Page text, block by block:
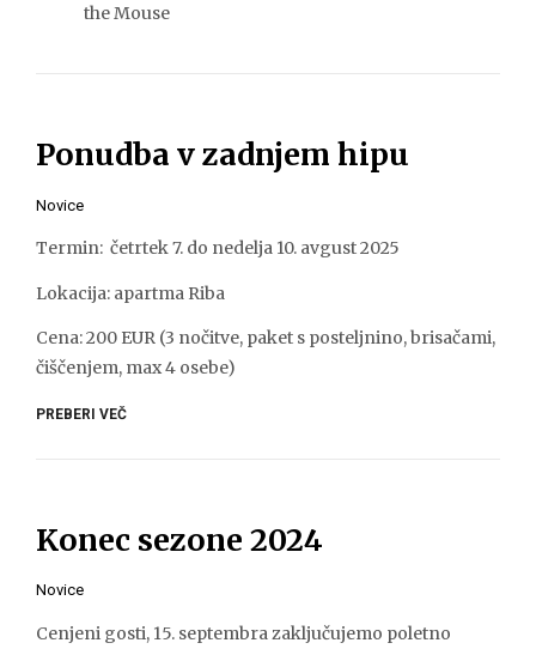
the Mouse
Ponudba v zadnjem hipu
Novice
Termin: četrtek 7. do nedelja 10. avgust 2025
Lokacija: apartma Riba
Cena: 200 EUR (3 nočitve, paket s posteljnino, brisačami,
čiščenjem, max 4 osebe)
PREBERI VEČ
Konec sezone 2024
Novice
Cenjeni gosti, 15. septembra zaključujemo poletno